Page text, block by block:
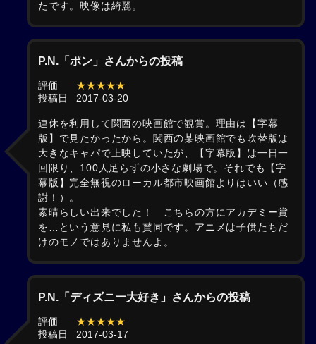
たです。映像は綺麗。
P.N.「ポン」さんからの投稿
評価
★★★★★
投稿日
2017-03-20
連休を利用して関西の映画館で観賞。理由は【字幕
版】で見たかったから。関西の某映画館でも吹替版は
大きなキャパで上映していたが、【字幕版】は一日一
回限り、100人足らずの小さな劇場で。それでも【字
幕版】完全無視のローカル都市映画館よりはいい（感
謝！）。
素晴らしい出来でした！ こちらの方にアカデミー賞
を…という意見に私も賛同です。アニメは子供たちだ
けのモノではありませんよ。
P.N.「ディズニー大好き」さんからの投稿
評価
★★★★★
投稿日
2017-03-17